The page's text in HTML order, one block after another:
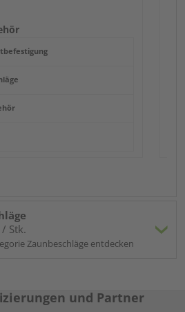
Stk.
Zaunbeschläge entdecken
und Partner